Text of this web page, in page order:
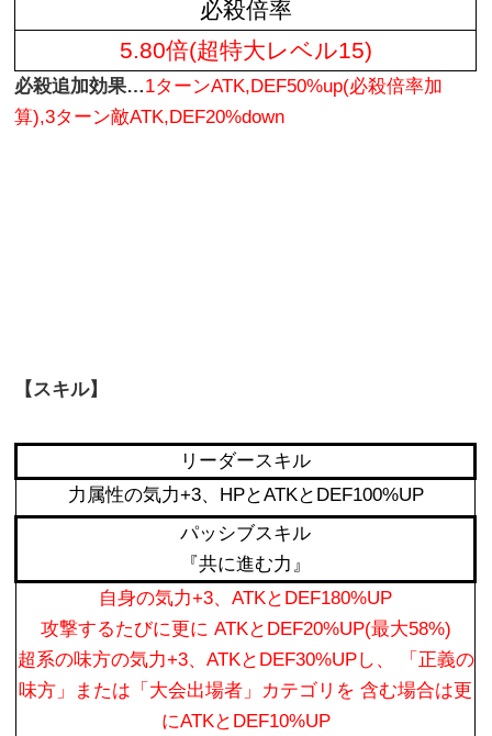
必殺倍率
5.80倍(超特大レベル15)
必殺追加効果…1ターンATK,DEF50%up(必殺倍率加
算),3ターン敵ATK,DEF20%down
【スキル】
リーダースキル
力属性の気力+3、HPとATKとDEF100%UP
パッシブスキル
『共に進む力』
自身の気力+3、ATKとDEF180%UP
攻撃するたびに更に ATKとDEF20%UP(最大58%)
超系の味方の気力+3、ATKとDEF30%UPし、 「正義の
味方」または「大会出場者」カテゴリを 含む場合は更
にATKとDEF10%UP